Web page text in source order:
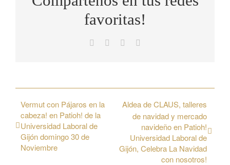
favoritas!
Facebook WhatsApp
Vermut con Pájaros en la
cabeza! en Patioh! de la
Universidad Laboral de
Gijón domingo 30 de
Noviembre
Aldea de CLAUS, talleres
de navidad y mercado
navideño en Patioh!
Universidad Laboral de
Gijón, Celebra La Navidad
con nosotros!